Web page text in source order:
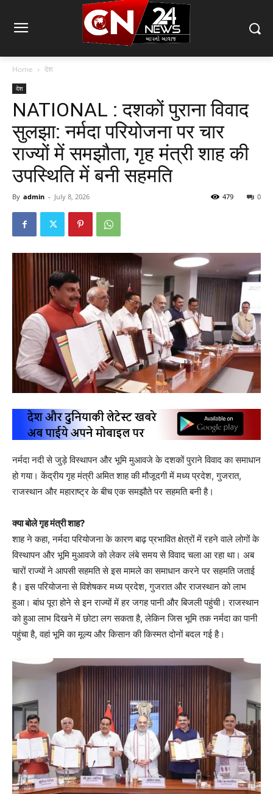
Home देश
देश
NATIONAL : दशकों पुराना विवाद
सुलझा: नर्मदा परियोजना पर चार
राज्यों में समझौता, गृह मंत्री शाह की
उपस्थिति में बनी सहमति
By admin - July 8, 2026 0
479
नर्मदा नदी से जुड़े विस्थापन और भूमि मुआवजे के दशकों पुराने विवाद का समाधान
हो गया। केंद्रीय गृह मंत्री अमित शाह की मौजूदगी में मध्य प्रदेश, गुजरात,
राजस्थान और महाराष्ट्र के बीच एक समझौते पर सहमति बनी है।
क्या बोले गृह मंत्री शाह?
शाह ने कहा, नर्मदा परियोजना के कारण बाढ़ प्रभावित क्षेत्रों में रहने वाले लोगों के
विस्थापन और भूमि मुआवजे को लेकर लंबे समय से विवाद चला आ रहा था। अब
चारों राज्यों ने आपसी सहमति से इस मामले का समाधान करने पर सहमति जताई
है। इस परियोजना से विशेषकर मध्य प्रदेश, गुजरात और राजस्थान को लाभ
हुआ। बांध पूरा होने से इन राज्यों में हर जगह पानी और बिजली पहुंची। राजस्थान
को हुआ लाभ दिखने में छोटा लग सकता है, लेकिन जिस भूमि तक नर्मदा का पानी
पहुंचा है, वहां भूमि का मूल्य और किसान की किस्मत दोनों बदल गई है।